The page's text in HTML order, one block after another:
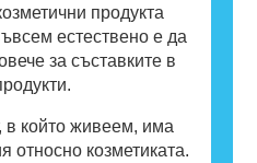
продукта
естествено е да
за съставките в
в който живеем, има
относно козметиката.